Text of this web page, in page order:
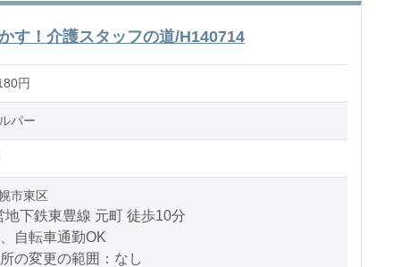
す！介護スタッフの道/H140714
円
パー
市東区
地下鉄東豊線 元町 徒歩10分
自転車通勤OK
の変更の範囲：なし